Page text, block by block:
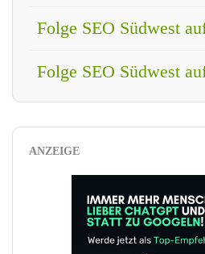
Folge SEO Südwest
Folge SEO Südwest
ANZEIGE